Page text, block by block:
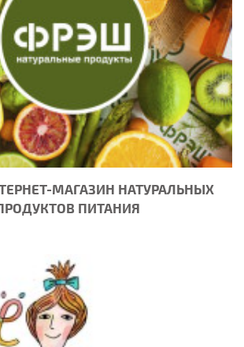
МАГАЗИН НАТУРАЛЬНЫХ
ПИТАНИЯ